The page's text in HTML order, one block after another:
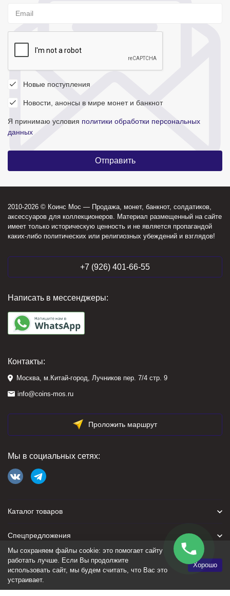
Новые поступления
Новости, анонсы в мире монет и банкнот
Я принимаю условия политики обработки персональных
данных
2010-2026 © Коинс Мос — Продажа, монет, банкнот, солдатиков,
аксессуаров для коллекционеров. Материал размещенный на сайте
имеет только историческую ценность и не является пропагандой
каких-либо политических или религиозных убеждений и взглядов!
+7 (926) 401-66-55
Написать в мессенджеры:
Контакты:
Москва, м.Китай-город, Лучников пер. 7/4 стр. 9
info@coins-mos.ru
Проложить маршрут
Мы в социальных сетях:
Каталог товаров
Спецпредложения
Для покупателя
Политика персональных данных
Мы сохраняем файлы cookie: это помогает сайту
работать лучше. Если Вы продолжите
использовать сайт, мы будем считать, что Вас это
устраивает.
Хорошо